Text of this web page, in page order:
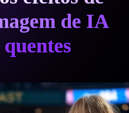
de IA